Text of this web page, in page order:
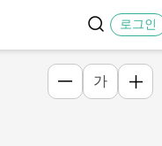
로그인
가